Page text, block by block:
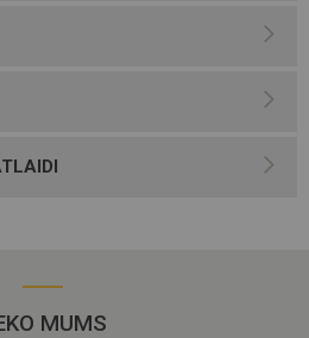
MUMS